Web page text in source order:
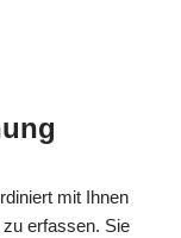
mit Ihnen
erfassen. Sie